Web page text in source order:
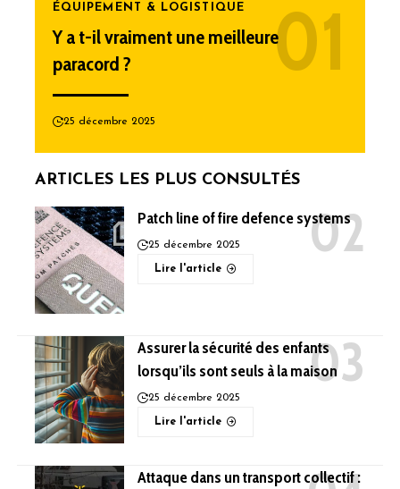
ÉQUIPEMENT & LOGISTIQUE
Y a t-il vraiment une meilleure
paracord ?
25 décembre 2025
ARTICLES LES PLUS CONSULTÉS
Patch line of fire defence systems
25 décembre 2025
Lire l'article
Assurer la sécurité des enfants
lorsqu’ils sont seuls à la maison
25 décembre 2025
Lire l'article
Attaque dans un transport collectif :